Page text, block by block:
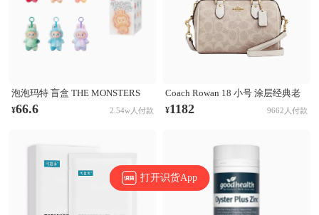
泡泡玛特 盲盒 THE MONSTERS
LABUBU第三代3.0 前方高能系列
¥66.6 2.54w人付款
Coach Rowan 18 小号 涂层经典老
花印花拉链开合PVC拼皮单肩斜挎
¥1182 9662人付款
打开识货App